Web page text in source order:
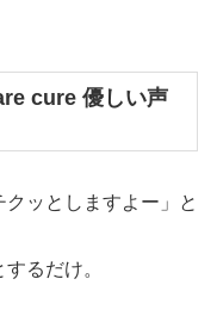
cure 優しい声
ッとしますよー」と
るだけ。